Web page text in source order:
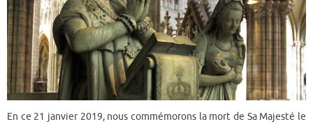
En ce 21 janvier 2019, nous commémorons la mort de Sa Majesté le